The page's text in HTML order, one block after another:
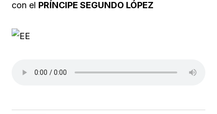
con el PRÍNCIPE SEGUNDO LÓPEZ